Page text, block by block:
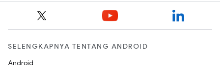
SELENGKAPNYA TENTANG ANDROID
Android